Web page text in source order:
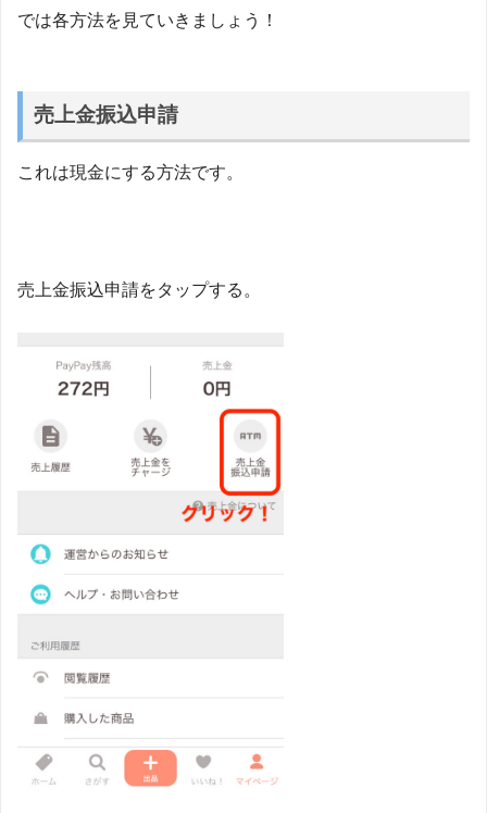
では各方法を見ていきましょう！
売上金振込申請
これは現金にする方法です。
売上金振込申請をタップする。